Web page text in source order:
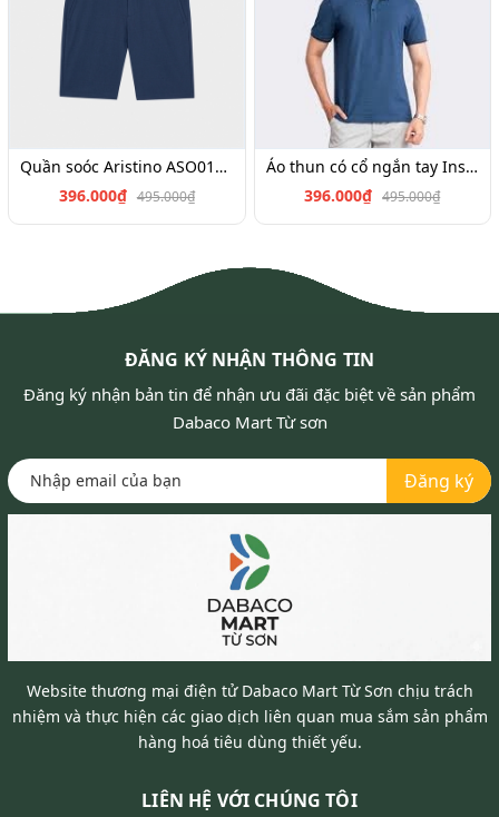
Quần soóc Aristino ASO017S3,Insidemen SO026S3,ISO025S3
396.000₫ 495.000₫
Áo thun có cổ ngắn tay Insidemen IPS040S3, IPS034S3,IPS022S3,IPS019S3,IPS064S2
396.000₫ 495.000₫
ĐĂNG KÝ NHẬN THÔNG TIN
Đăng ký nhận bản tin để nhận ưu đãi đặc biệt về sản phẩm
Dabaco Mart Từ sơn
Đăng ký
Website thương mại điện tử Dabaco Mart Từ Sơn chịu trách
nhiệm và thực hiện các giao dịch liên quan mua sắm sản phẩm
hàng hoá tiêu dùng thiết yếu.
LIÊN HỆ VỚI CHÚNG TÔI